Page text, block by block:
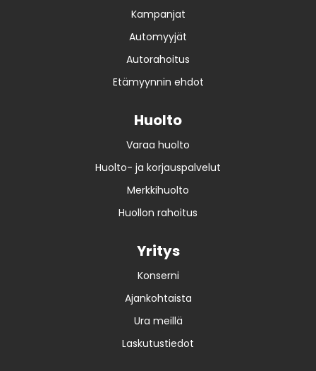
Kampanjat
Automyyjät
Autorahoitus
Etämyynnin ehdot
Huolto
Varaa huolto
Huolto- ja korjauspalvelut
Merkkihuolto
Huollon rahoitus
Yritys
Konserni
Ajankohtaista
Ura meillä
Laskutustiedot